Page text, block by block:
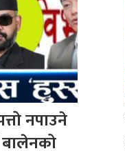
नपाउने